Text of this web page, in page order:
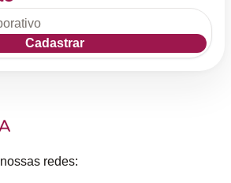
Cadastrar
redes: